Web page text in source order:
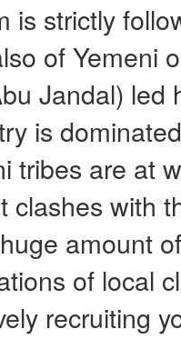
is strictly
of Yemeni
Jandal) led
is
tribes are at
clashes with
amount
of local
recruiting